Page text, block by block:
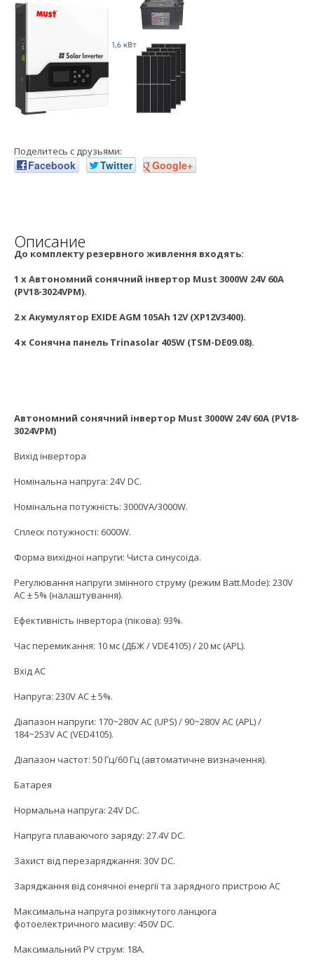
Поделитесь с друзьями:
Facebook Twitter Google+
Описание
До комплекту резервного живлення входять:
1 x Автономний сонячний інвертор Must 3000W 24V 60A
(PV18-3024VPM).
2 х Акумулятор EXIDE AGM 105Ah 12V (XP12V3400).
4 х Сонячна панель Trinasolar 405W (TSM-DE09.08).
Автономний сонячний інвертор Must 3000W 24V 60A (PV18-
3024VPM)
Вихід інвертора
Номінальна напруга: 24V DC.
Номінальна потужність: 3000VA/3000W.
Сплеск потужності: 6000W.
Форма вихідної напруги: Чиста синусоїда.
Регулювання напруги змінного струму (режим Batt.Mode): 230V
AC ± 5% (налаштування).
Ефективність інвертора (пікова): 93%.
Час перемикання: 10 мс (ДБЖ / VDE4105) / 20 мс (APL).
Вхід AC
Напруга: 230V AC ± 5%.
Діапазон напруги: 170~280V AC (UPS) / 90~280V AC (APL) /
184~253V AC (VED4105).
Діапазон частот: 50 Гц/60 Гц (автоматичне визначення).
Батарея
Нормальна напруга: 24V DC.
Напруга плаваючого заряду: 27.4V DC.
Захист від перезаряджання: 30V DC.
Заряджання від сонячної енергії та зарядного пристрою AC
Максимальна напруга розімкнутого ланцюга
фотоелектричного масиву: 450V DC.
Максимальний PV струм: 18A.